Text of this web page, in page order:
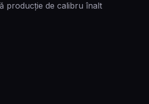
producție de calibru înalt